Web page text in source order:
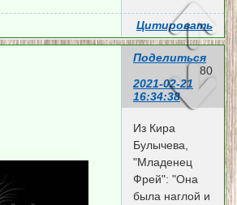
Цитировать
Поделиться
80
2021-02-21
16:34:38
Из Кира
Булычева,
"Младенец
Фрей": "Она
была наглой и